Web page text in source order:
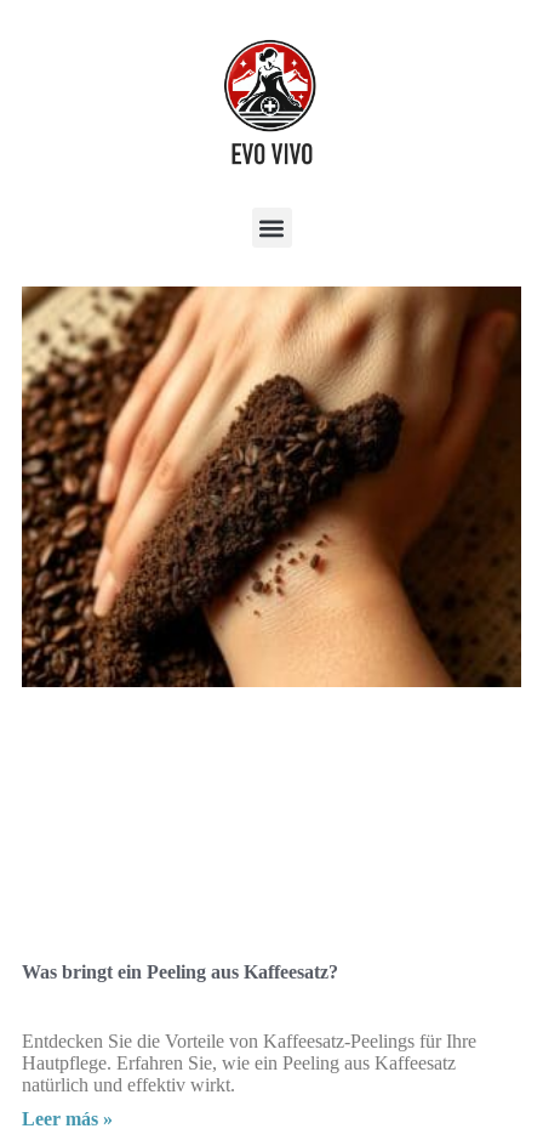
Was bringt ein Peeling aus Kaffeesatz?
Entdecken Sie die Vorteile von Kaffeesatz-Peelings für Ihre
Hautpflege. Erfahren Sie, wie ein Peeling aus Kaffeesatz
natürlich und effektiv wirkt.
Leer más »